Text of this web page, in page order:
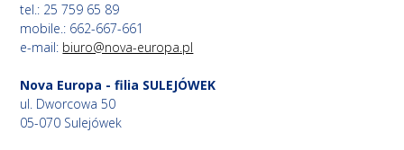
tel.: 25 759 65 89
mobile.: 662-667-661
e-mail: biuro@nova-europa.pl
Nova Europa - filia SULEJÓWEK
ul. Dworcowa 50
05-070 Sulejówek